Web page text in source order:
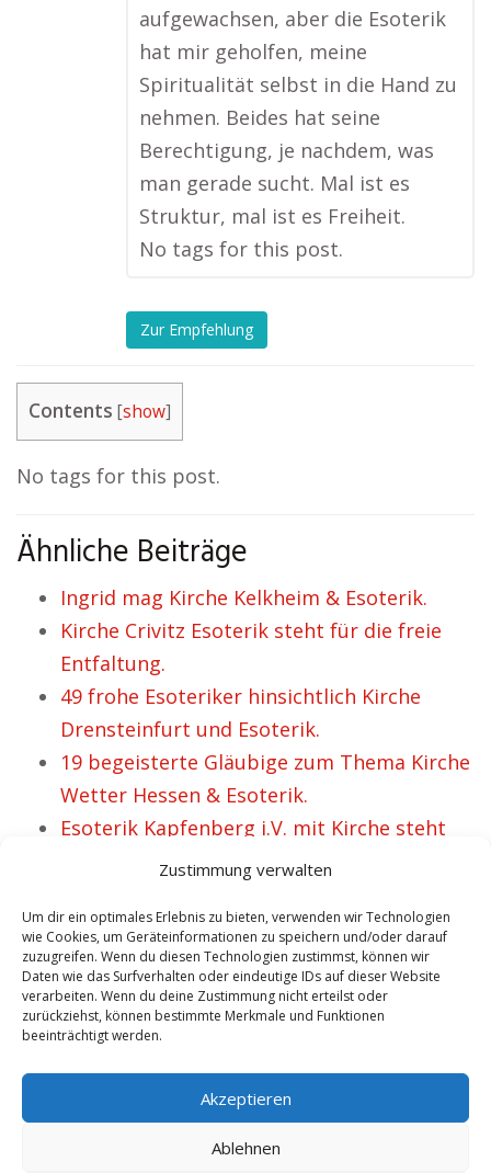
Zustimmung verwalten
Um dir ein optimales Erlebnis zu bieten, verwenden wir Technologien
wie Cookies, um Geräteinformationen zu speichern und/oder darauf
zuzugreifen. Wenn du diesen Technologien zustimmst, können wir
Daten wie das Surfverhalten oder eindeutige IDs auf dieser Website
verarbeiten. Wenn du deine Zustimmung nicht erteilst oder
zurückziehst, können bestimmte Merkmale und Funktionen
beeinträchtigt werden.
Akzeptieren
Ablehnen
aufgewachsen, aber die Esoterik
hat mir geholfen, meine
Spiritualität selbst in die Hand zu
nehmen. Beides hat seine
Berechtigung, je nachdem, was
man gerade sucht. Mal ist es
Struktur, mal ist es Freiheit.
No tags for this post.
Zur Empfehlung
Contents [show]
No tags for this post.
Ähnliche Beiträge
Ingrid mag Kirche Kelkheim & Esoterik.
Kirche Crivitz Esoterik steht für die freie
Entfaltung.
49 frohe Esoteriker hinsichtlich Kirche
Drensteinfurt und Esoterik.
19 begeisterte Gläubige zum Thema Kirche
Wetter Hessen & Esoterik.
Esoterik Kapfenberg i.V. mit Kirche steht
für Verbundenheit und Hoffnung diverser
VORHERIGER ARTIKEL
Esoterik Beeskow
und Kirche – 44
selige Personen.
NÄCHSTER ARTIKEL
27 begeisterte
Thema Kirche
Beilstein & Esoterik.